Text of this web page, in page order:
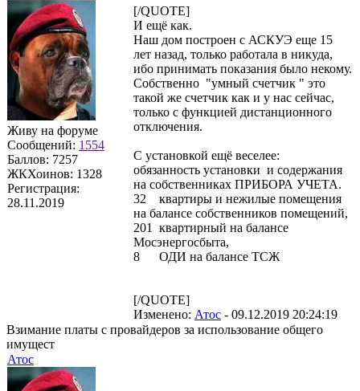
Живу на форуме
Сообщений: 1554
Баллов: 7257
ЖКХоинов: 1328
Регистрация:
28.11.2019
[/QUOTE]
И ещё как.
Наш дом построен с АСКУЭ еще 15
лет назад, только работала в никуда,
ибо принимать показания было некому.
Собственно "умный счетчик " это
такой же счетчик как и у нас сейчас,
только с функцией дистанционного
отключения.
С установкой ещё веселее:
обязанность установки и содержания
на собственниках ПРИБОРА УЧЕТА.
32 квартиры и нежилые помещения
на балансе собственников помещений,
201 квартирный на балансе
Мосэнергосбыта,
8 ОДИ на балансе ТСЖ
[/QUOTE]
Изменено: Атос - 09.12.2019 20:24:19
Взимание платы с провайдеров за использование общего
имущест
Атос